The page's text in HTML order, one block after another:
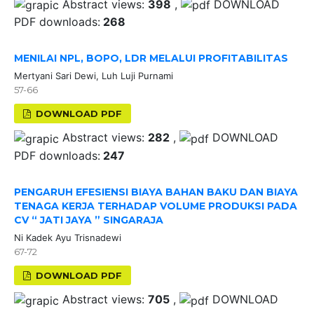
Abstract views: 398 ,
DOWNLOAD
PDF downloads: 268
MENILAI NPL, BOPO, LDR MELALUI PROFITABILITAS
Mertyani Sari Dewi, Luh Luji Purnami
57-66
DOWNLOAD PDF
Abstract views: 282 ,
DOWNLOAD
PDF downloads: 247
PENGARUH EFESIENSI BIAYA BAHAN BAKU DAN BIAYA
TENAGA KERJA TERHADAP VOLUME PRODUKSI PADA
CV “ JATI JAYA ” SINGARAJA
Ni Kadek Ayu Trisnadewi
67-72
DOWNLOAD PDF
Abstract views: 705 ,
DOWNLOAD